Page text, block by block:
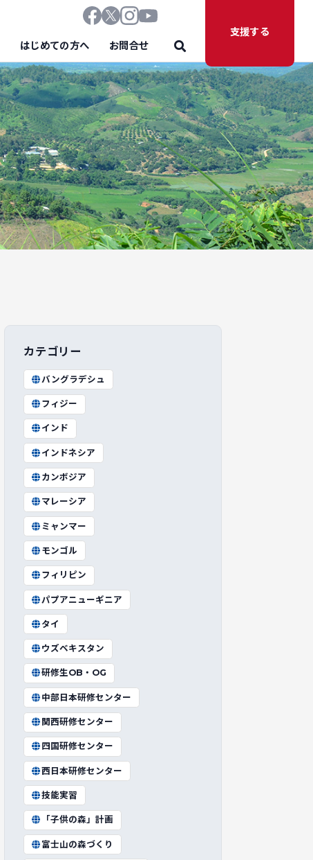
はじめての方へ お問合せ
支援する
カテゴリー
バングラデシュ
フィジー
インド
インドネシア
カンボジア
マレーシア
ミャンマー
モンゴル
フィリピン
パプアニューギニア
タイ
ウズベキスタン
研修生OB・OG
中部日本研修センター
関西研修センター
四国研修センター
西日本研修センター
技能実習
「子供の森」計画
富士山の森づくり